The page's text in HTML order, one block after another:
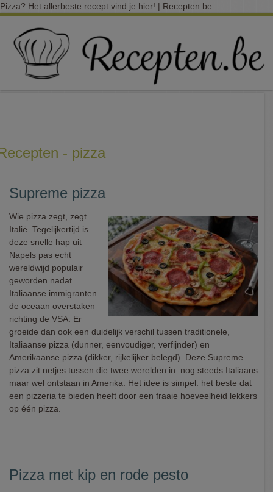
Pizza? Het allerbeste recept vind je hier! | Recepten.be
- pizza
Supreme pizza
Wie pizza zegt, zegt
Italië. Tegelijkertijd is
deze snelle hap uit
Napels pas echt
wereldwijd populair
geworden nadat
Italiaanse immigranten
de oceaan overstaken
richting de VSA. Er
groeide dan ook een duidelijk verschil tussen traditionele,
Italiaanse pizza (dunner, eenvoudiger, verfijnder) en
Amerikaanse pizza (dikker, rijkelijker belegd). Deze Supreme
pizza zit netjes tussen die twee werelden in: nog steeds Italiaans
maar wel ontstaan in Amerika. Het idee is simpel: het beste dat
een pizzeria te bieden heeft door een fraaie hoeveelheid lekkers
op één pizza.
Pizza met kip en rode pesto